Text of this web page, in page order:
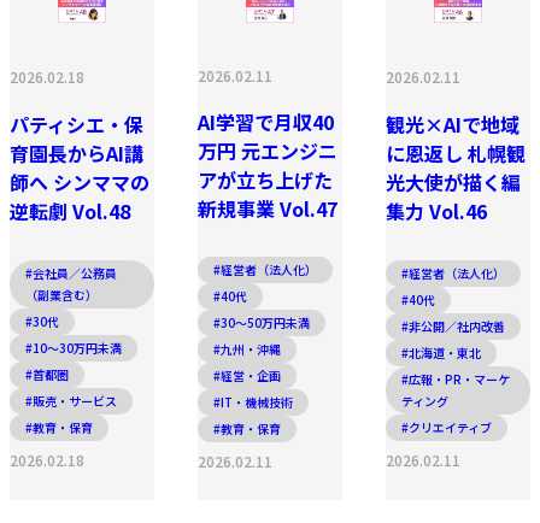
2026.02.18
パティシエ・保
育園長からAI講
師へ シンママの
逆転劇 Vol.48
#会社員／公務員
（副業含む）
#30代
#10〜30万円未満
#首都圏
#販売・サービス
#教育・保育
2026.02.18
2026.02.11
AI学習で月収40
万円 元エンジニ
アが立ち上げた
新規事業 Vol.47
#経営者（法人化）
#40代
#30〜50万円未満
#九州・沖縄
#経営・企画
#IT・機械技術
#教育・保育
2026.02.11
2026.02.11
観光×AIで地域
に恩返し 札幌観
光大使が描く編
集力 Vol.46
#経営者（法人化）
#40代
#非公開／社内改善
#北海道・東北
#広報・PR・マーケ
ティング
#クリエイティブ
2026.02.11